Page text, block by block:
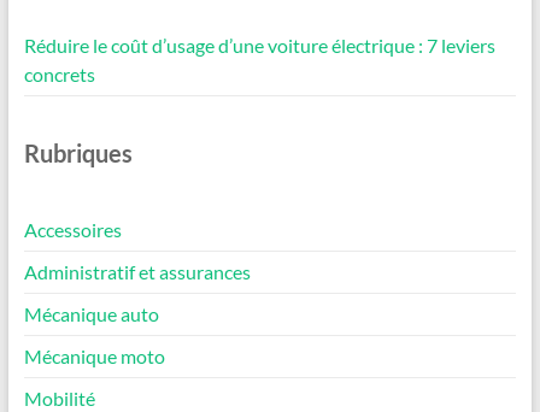
Réduire le coût d’usage d’une voiture électrique : 7 leviers
concrets
Rubriques
Accessoires
Administratif et assurances
Mécanique auto
Mécanique moto
Mobilité